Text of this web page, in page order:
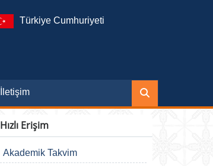
Türkiye Cumhuriyeti
İletişim
Hızlı Erişim
Akademik Takvim